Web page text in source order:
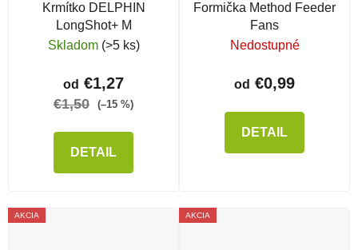
Krmítko DELPHIN
LongShot+ M
Skladom (>5 ks)
od €1,27
€1,50 (–15 %)
DETAIL
Formička Method Feeder
Fans
Nedostupné
od €0,99
DETAIL
AKCIA AKCIA